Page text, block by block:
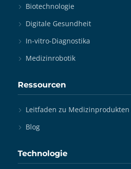
Biotechnologie
Digitale Gesundheit
In-vitro-Diagnostika
Medizinrobotik
Ressourcen
Leitfaden zu
Blog
Technologie